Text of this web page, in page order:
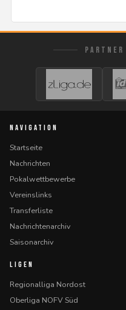
PARTNER
NAVIGATION
Startseite
Nachrichten
Pokalwettbewerbe
Vereinslinks
Transferliste
Nachrichtenarchiv
Saisonarchiv
LIGEN
Regionalliga Nordost
Oberliga NOFV Süd